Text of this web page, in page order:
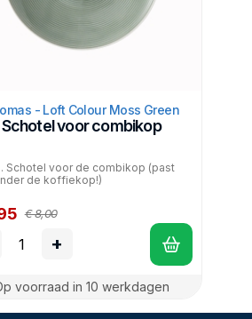
- Loft Colour Moss Green
Schotel voor combikop
Schotel voor de combikop (past
de koffiekop!)
€ 8,00
+
voorraad in 10 werkdagen